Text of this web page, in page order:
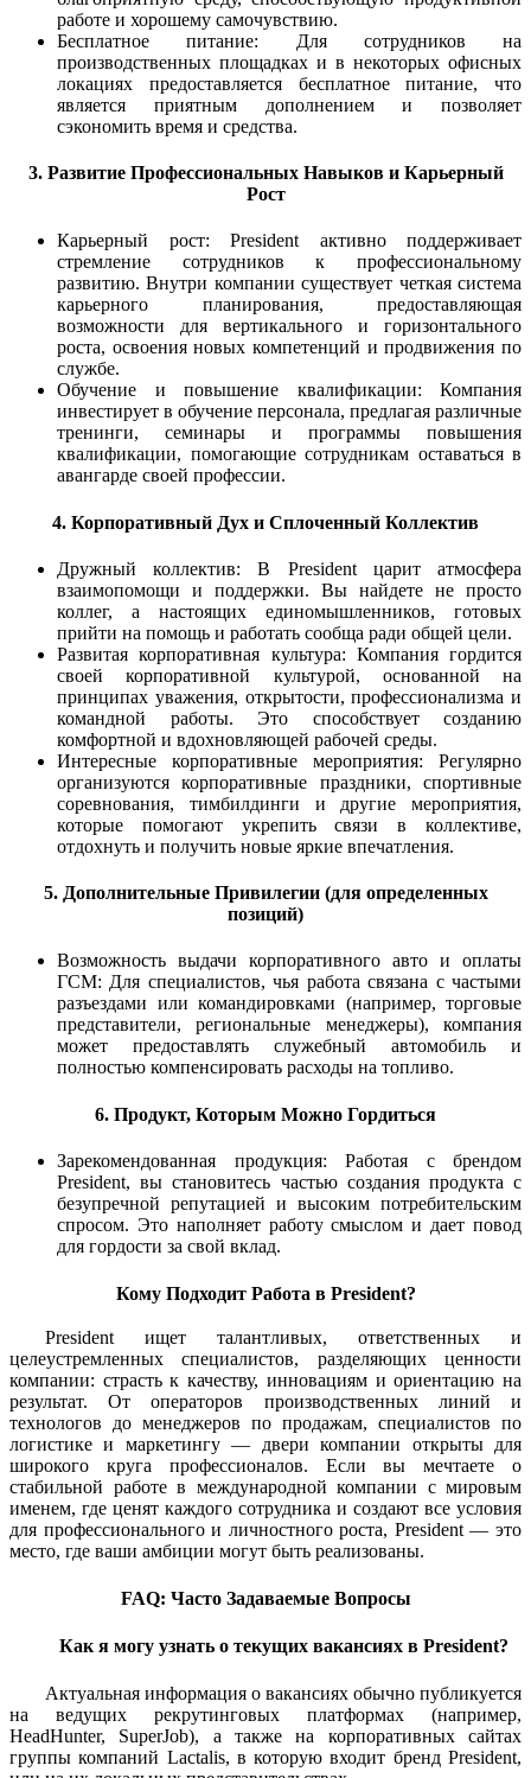
работе и хорошему самочувствию.
Бесплатное питание: Для сотрудников на
производственных площадках и в некоторых офисных
локациях предоставляется бесплатное питание, что
является приятным дополнением и позволяет
сэкономить время и средства.
3. Развитие Профессиональных Навыков и Карьерный
Рост
Карьерный рост: President активно поддерживает
стремление сотрудников к профессиональному
развитию. Внутри компании существует четкая система
карьерного планирования, предоставляющая
возможности для вертикального и горизонтального
роста, освоения новых компетенций и продвижения по
службе.
Обучение и повышение квалификации: Компания
инвестирует в обучение персонала, предлагая различные
тренинги, семинары и программы повышения
квалификации, помогающие сотрудникам оставаться в
авангарде своей профессии.
4. Корпоративный Дух и Сплоченный Коллектив
Дружный коллектив: В President царит атмосфера
взаимопомощи и поддержки. Вы найдете не просто
коллег, а настоящих единомышленников, готовых
прийти на помощь и работать сообща ради общей цели.
Развитая корпоративная культура: Компания гордится
своей корпоративной культурой, основанной на
принципах уважения, открытости, профессионализма и
командной работы. Это способствует созданию
комфортной и вдохновляющей рабочей среды.
Интересные корпоративные мероприятия: Регулярно
организуются корпоративные праздники, спортивные
соревнования, тимбилдинги и другие мероприятия,
которые помогают укрепить связи в коллективе,
отдохнуть и получить новые яркие впечатления.
5. Дополнительные Привилегии (для определенных
позиций)
Возможность выдачи корпоративного авто и оплаты
ГСМ: Для специалистов, чья работа связана с частыми
разъездами или командировками (например, торговые
представители, региональные менеджеры), компания
может предоставлять служебный автомобиль и
полностью компенсировать расходы на топливо.
6. Продукт, Которым Можно Гордиться
Зарекомендованная продукция: Работая с брендом
President, вы становитесь частью создания продукта с
безупречной репутацией и высоким потребительским
спросом. Это наполняет работу смыслом и дает повод
для гордости за свой вклад.
Кому Подходит Работа в President?
President ищет талантливых, ответственных и
целеустремленных специалистов, разделяющих ценности
компании: страсть к качеству, инновациям и ориентацию на
результат. От операторов производственных линий и
технологов до менеджеров по продажам, специалистов по
логистике и маркетингу — двери компании открыты для
широкого круга профессионалов. Если вы мечтаете о
стабильной работе в международной компании с мировым
именем, где ценят каждого сотрудника и создают все условия
для профессионального и личностного роста, President — это
место, где ваши амбиции могут быть реализованы.
FAQ: Часто Задаваемые Вопросы
Как я могу узнать о текущих вакансиях в President?
Актуальная информация о вакансиях обычно публикуется
на ведущих рекрутинговых платформах (например,
HeadHunter, SuperJob), а также на корпоративных сайтах
группы компаний Lactalis, в которую входит бренд President,